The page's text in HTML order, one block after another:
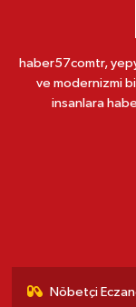
haber57comtr,
ve modernizmi
insanlara
Nöbetçi